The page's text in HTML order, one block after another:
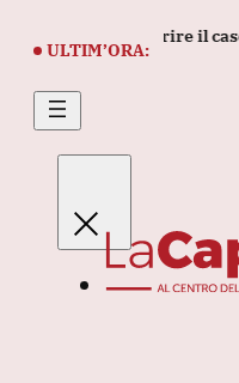
ULTIM’ORA:
di riaprire il caso